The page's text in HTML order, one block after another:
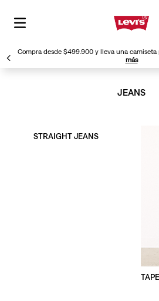
Compra desde $499.900 y lleva una camiseta
más
JEANS
STRAIGHT JEANS